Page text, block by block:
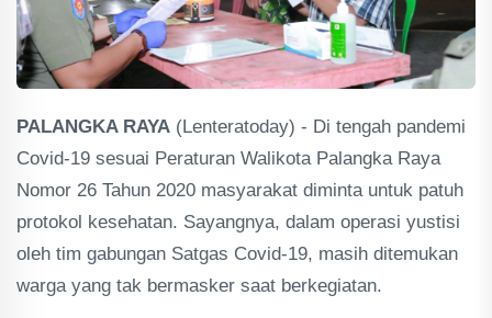
PALANGKA RAYA (Lenteratoday) - Di tengah pandemi
Covid-19 sesuai Peraturan Walikota Palangka Raya
Nomor 26 Tahun 2020 masyarakat diminta untuk patuh
protokol kesehatan. Sayangnya, dalam operasi yustisi
oleh tim gabungan Satgas Covid-19, masih ditemukan
warga yang tak bermasker saat berkegiatan.